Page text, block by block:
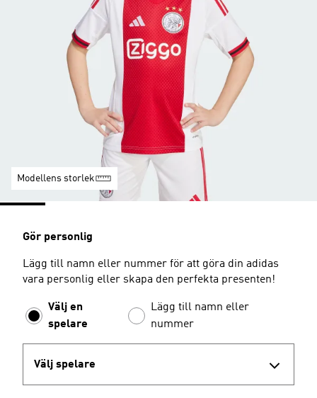
Modellens storlek
Gör personlig
Lägg till namn eller nummer för att göra din adidas
vara personlig eller skapa den perfekta presenten!
Välj en
spelare
Lägg till namn eller
nummer
Välj spelare